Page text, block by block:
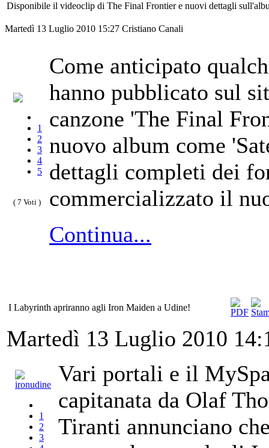
Disponibile il videoclip di The Final Frontier e nuovi dettagli
Martedì 13 Luglio 2010 15:27 Cristiano Canali
1
2
3
4
5
( 7 Voti )
Come anticipato
hanno pubblicato sul
canzone 'The Final
nuovo album come
dettagli completi dei
commercializzato il
Continua...
I Labyrinth apriranno agli Iron Maiden a Udine!
Martedì 13 Luglio 2010
1
2
3
Vari portali e il
capitanata da Olaf
Tiranti annunciano